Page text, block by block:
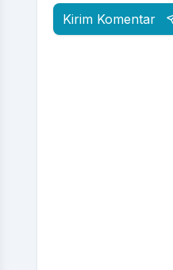
Kirim Komentar